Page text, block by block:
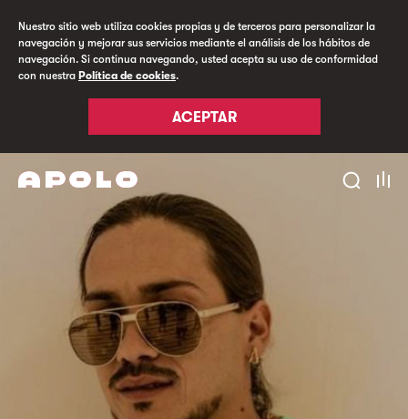
Nuestro sitio web utiliza cookies propias y de terceros para personalizar la
navegación y mejorar sus servicios mediante el análisis de los hábitos de
navegación. Si continua navegando, usted acepta su uso de conformidad
con nuestra Política de cookies.
ACEPTAR